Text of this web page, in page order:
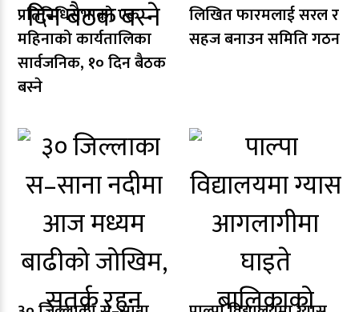
प्रतिनिधिसभाको एक
महिनाको कार्यतालिका
सार्वजनिक, १० दिन बैठक
बस्ने
लिखित फारमलाई सरल र
सहज बनाउन समिति गठन